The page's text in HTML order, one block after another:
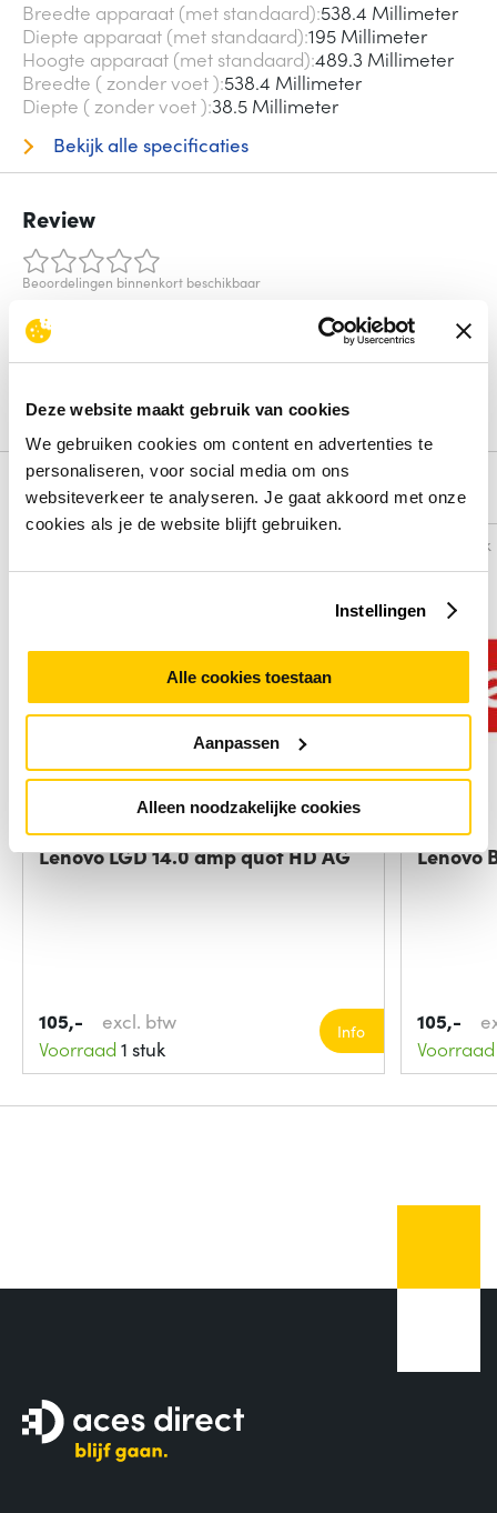
Deze website maakt gebruik van cookies
We gebruiken cookies om content en advertenties te
personaliseren, voor social media om ons
websiteverkeer te analyseren. Je gaat akkoord met onze
cookies als je de website blijft gebruiken.
Instellingen
Alle cookies toestaan
Aanpassen
Alleen noodzakelijke cookies
Breedte apparaat (met standaard) 538.4 Millimeter
Diepte apparaat (met standaard) 195 Millimeter
Hoogte apparaat (met standaard) 489.3 Millimeter
Breedte ( zonder voet ) 538.4 Millimeter
Diepte ( zonder voet ) 38.5 Millimeter
Bekijk alle specificaties
Review
Beoordelingen binnenkort beschikbaar
Deel je ervaring met het product door het schrijven van een
review.
Alternatieven
Lenovo LGD 14.0 amp quot HD AG
105,-
excl. btw
Voorraad 1 stuk
Info
Vergelijk
Lenovo
105,-
Voorraad